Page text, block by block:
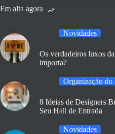
Em alta agora
Novidades
Os verdadeiros luxos
importa?
Organização do
8 Ideias de Designers
Seu Hall de Entrada
Novidades